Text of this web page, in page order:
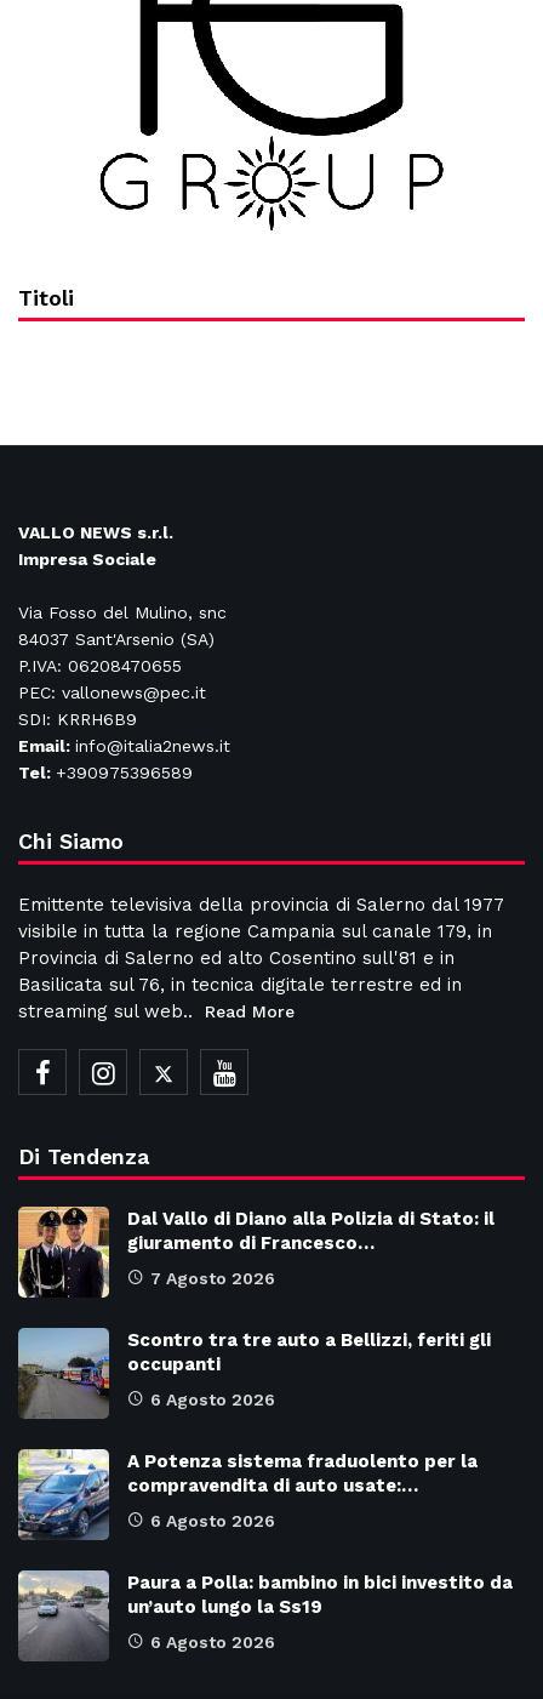
Titoli
VALLO NEWS s.r.l.
Impresa Sociale
Via Fosso del Mulino, snc
84037 Sant'Arsenio (SA)
P.IVA: 06208470655
PEC: vallonews@pec.it
SDI: KRRH6B9
Email: info@italia2news.it
Tel: +390975396589
Chi Siamo
Emittente televisiva della provincia di Salerno dal 1977
visibile in tutta la regione Campania sul canale 179, in
Provincia di Salerno ed alto Cosentino sull'81 e in
Basilicata sul 76, in tecnica digitale terrestre ed in
streaming sul web..
Read More
Di Tendenza
Dal Vallo di Diano alla Polizia di Stato: il
giuramento di Francesco…
7 Agosto 2026
Scontro tra tre auto a Bellizzi, feriti gli
occupanti
6 Agosto 2026
A Potenza sistema fraduolento per la
compravendita di auto usate:…
6 Agosto 2026
Paura a Polla: bambino in bici investito da
un’auto lungo la Ss19
6 Agosto 2026